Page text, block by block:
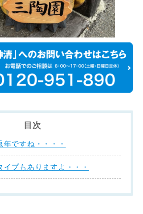
目次
年ですね・・・・
イプもありますよ・・・